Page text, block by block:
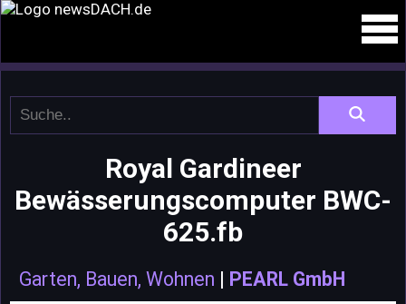
Royal Gardineer
Bewässerungscomputer BWC-
625.fb
Garten, Bauen, Wohnen | PEARL GmbH